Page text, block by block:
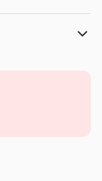
: 35 x 25